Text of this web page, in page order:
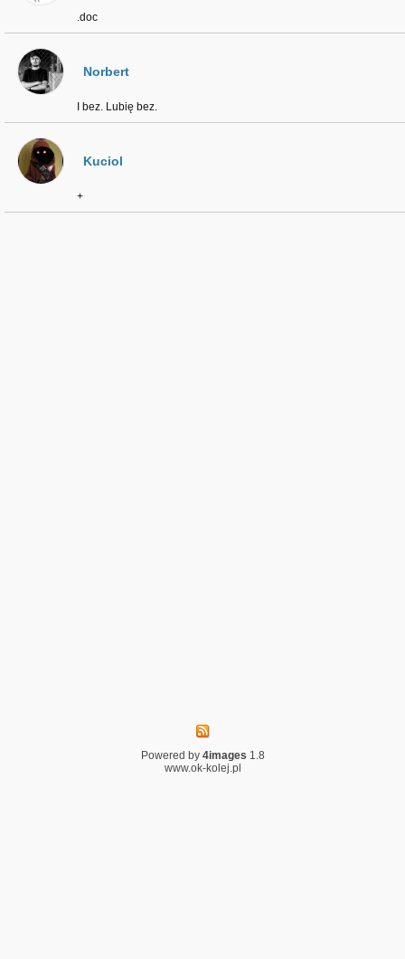
.doc
Norbert
I bez. Lubię bez.
Kuciol
+
Powered by 4images 1.8
www.ok-kolej.pl